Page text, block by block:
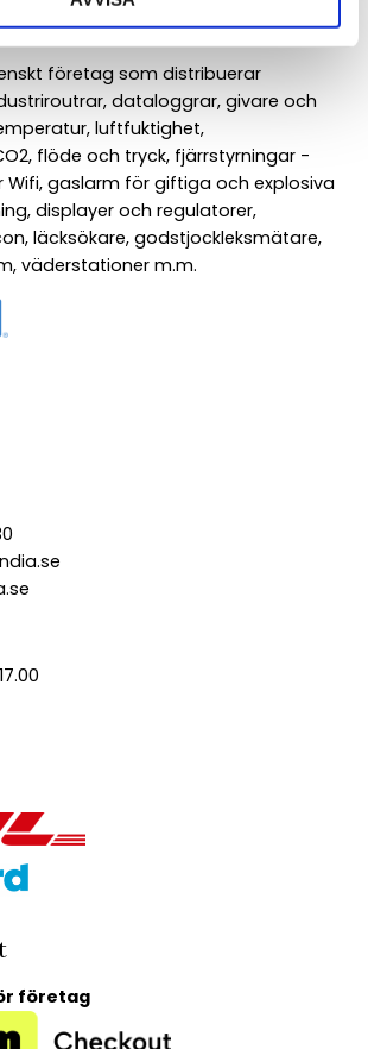
företag som distribuerar
dataloggrar, givare och
luftfuktighet,
flöde och tryck, fjärrstyrningar -
Wifi, gaslarm för giftiga och explosiva
displayer och regulatorer,
läcksökare, godstjockleksmätare,
väderstationer m.m.
företag